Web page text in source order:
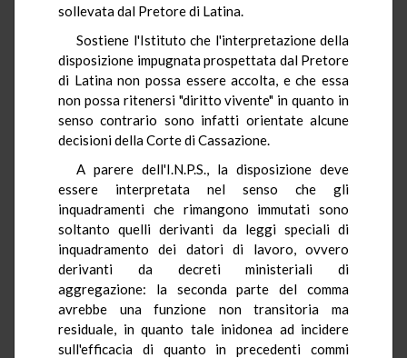
sollevata dal Pretore di Latina.
Sostiene l'Istituto che l'interpretazione della
disposizione impugnata prospettata dal Pretore
di Latina non possa essere accolta, e che essa
non possa ritenersi "diritto vivente" in quanto in
senso contrario sono infatti orientate alcune
decisioni della Corte di Cassazione.
A parere dell'I.N.P.S., la disposizione deve
essere interpretata nel senso che gli
inquadramenti che rimangono immutati sono
soltanto quelli derivanti da leggi speciali di
inquadramento dei datori di lavoro, ovvero
derivanti da decreti ministeriali di
aggregazione: la seconda parte del comma
avrebbe una funzione non transitoria ma
residuale, in quanto tale inidonea ad incidere
sull'efficacia di quanto in precedenti commi